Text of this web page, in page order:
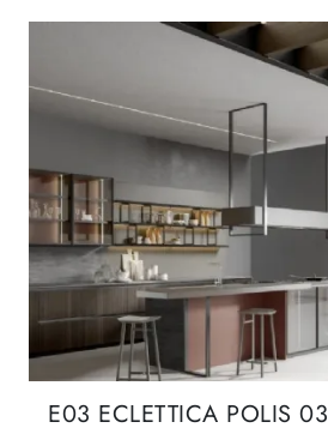
E03 ECLETTICA POLIS 03